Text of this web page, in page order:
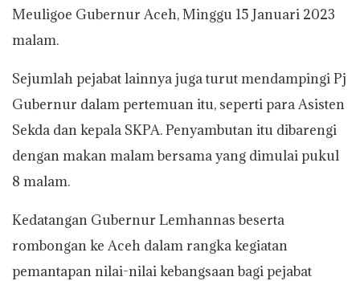
Meuligoe Gubernur Aceh, Minggu 15 Januari 2023
malam.
Sejumlah pejabat lainnya juga turut mendampingi Pj
Gubernur dalam pertemuan itu, seperti para Asisten
Sekda dan kepala SKPA. Penyambutan itu dibarengi
dengan makan malam bersama yang dimulai pukul
8 malam.
Kedatangan Gubernur Lemhannas beserta
rombongan ke Aceh dalam rangka kegiatan
pemantapan nilai-nilai kebangsaan bagi pejabat